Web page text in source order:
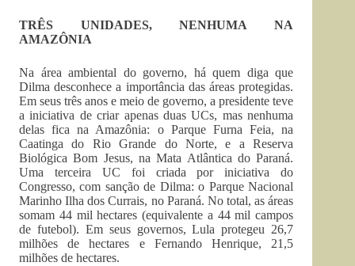
TRÊS UNIDADES, NENHUMA NA
AMAZÔNIA
Na área ambiental do governo, há quem diga que
Dilma desconhece a importância das áreas protegidas.
Em seus três anos e meio de governo, a presidente teve
a iniciativa de criar apenas duas UCs, mas nenhuma
delas fica na Amazônia: o Parque Furna Feia, na
Caatinga do Rio Grande do Norte, e a Reserva
Biológica Bom Jesus, na Mata Atlântica do Paraná.
Uma terceira UC foi criada por iniciativa do
Congresso, com sanção de Dilma: o Parque Nacional
Marinho Ilha dos Currais, no Paraná. No total, as áreas
somam 44 mil hectares (equivalente a 44 mil campos
de futebol). Em seus governos, Lula protegeu 26,7
milhões de hectares e Fernando Henrique, 21,5
milhões de hectares.